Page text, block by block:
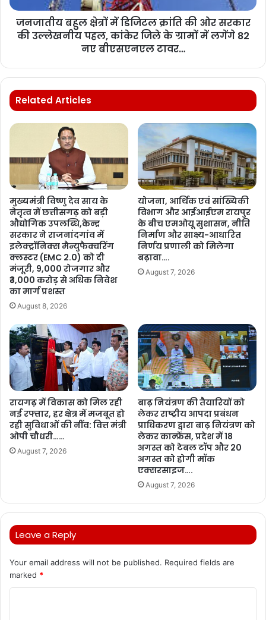
जनजातीय बहुल क्षेत्रों में डिजिटल क्रांति की ओर सरकार
की उल्लेखनीय पहल, कांकेर जिले के ग्रामों में लगेंगे 82
नए बीएसएनएल टावर…
Related Articles
मुख्यमंत्री विष्णु देव साय के
नेतृत्व में छत्तीसगढ़ को बड़ी
औद्योगिक उपलब्धि,केन्द्र
सरकार ने राजनांदगांव में
इलेक्ट्रॉनिक्स मैन्युफैक्चरिंग
क्लस्टर (EMC 2.0) को दी
मंजूरी, 9,000 रोजगार और
₹3,000 करोड़ से अधिक निवेश
का मार्ग प्रशस्त
August 8, 2026
योजना, आर्थिक एवं सांख्यिकी
विभाग और आईआईएम रायपुर
के बीच एमओयू सुशासन, नीति
निर्माण और साक्ष्य-आधारित
निर्णय प्रणाली को मिलेगा
बढ़ावा….
August 7, 2026
रायगढ़ में विकास को मिल रही
नई रफ्तार, हर क्षेत्र में मजबूत हो
रही सुविधाओं की नींव: वित्त मंत्री
ओपी चौधरी……
August 7, 2026
बाढ़ नियंत्रण की तैयारियों को
लेकर राष्ट्रीय आपदा प्रबंधन
प्राधिकरण द्वारा बाढ़ नियंत्रण को
लेकर कान्फ्रेंस, प्रदेश में 18
अगस्त को टेबल टॉप और 20
अगस्त को होगी मॉक
एक्सरसाइज….
August 7, 2026
Leave a Reply
Your email address will not be published. Required fields are
marked *